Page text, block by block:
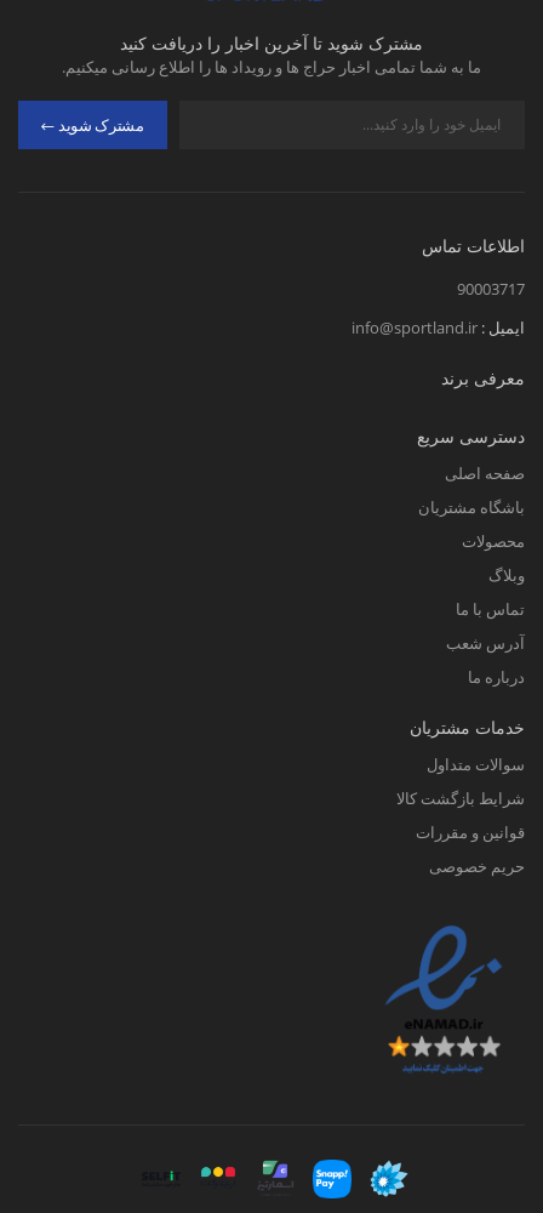
مشترک شوید تا آخرین اخبار را دریافت کنید
ما به شما تمامی اخبار حراج ها و رویداد ها را اطلاع رسانی میکنیم.
مشترک شوید
اطلاعات تماس
90003717
ایمیل : info@sportland.ir
معرفی برند
دسترسی سریع
صفحه اصلی
باشگاه مشتریان
محصولات
وبلاگ
تماس با ما
آدرس شعب
درباره ما
خدمات مشتریان
سوالات متداول
شرایط بازگشت کالا
قوانین و مقررات
حریم خصوصی